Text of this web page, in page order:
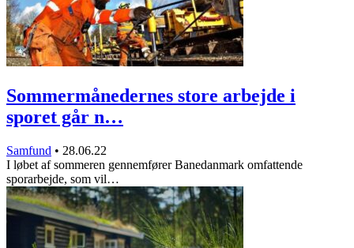
Sommermånedernes store arbejde i
sporet går n…
Samfund • 28.06.22
I løbet af sommeren gennemfører Banedanmark omfattende
sporarbejde, som vil…